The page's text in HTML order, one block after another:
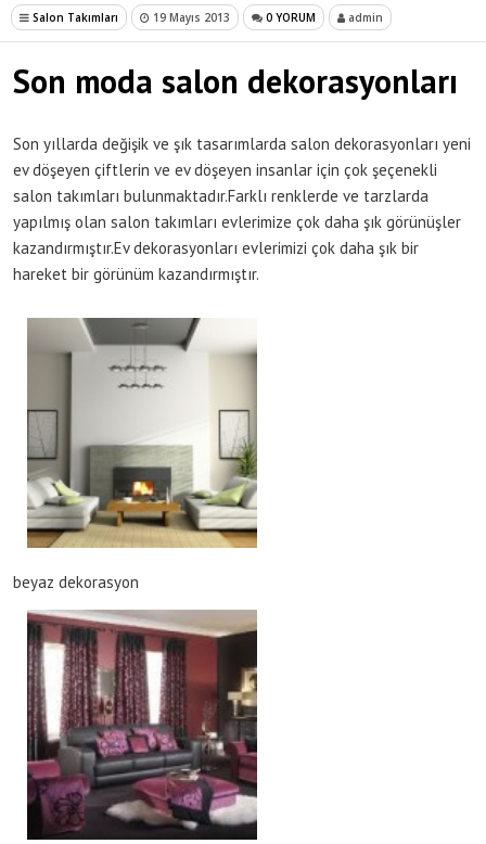
Salon Takımları 19 Mayıs 2013 0 YORUM admin
Son moda salon dekorasyonları
Son yıllarda değişik ve şık tasarımlarda salon dekorasyonları yeni
ev döşeyen çiftlerin ve ev döşeyen insanlar için çok şeçenekli
salon takımları bulunmaktadır.Farklı renklerde ve tarzlarda
yapılmış olan salon takımları evlerimize çok daha şık görünüşler
kazandırmıştır.Ev dekorasyonları evlerimizi çok daha şık bir
hareket bir görünüm kazandırmıştır.
beyaz dekorasyon